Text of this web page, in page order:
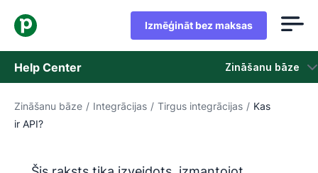
Izmēģināt bez maksas
Help Center Zināšanu bāze
Zināšanu bāze
Zināšanu bāze / Integrācijas / Tirgus integrācijas / Kas
ir API?